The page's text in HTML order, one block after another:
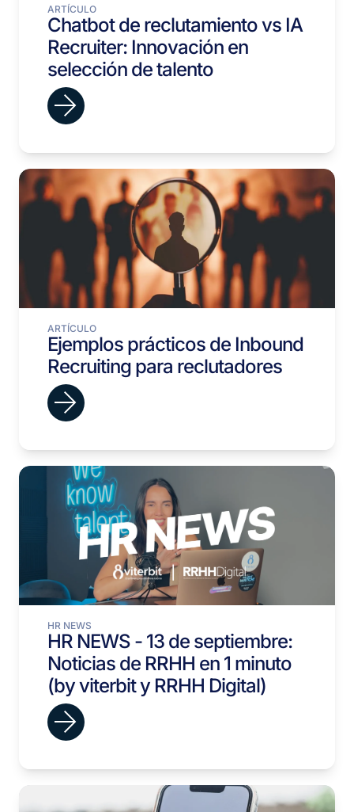
ARTÍCULO
Chatbot de reclutamiento vs IA
Recruiter: Innovación en
selección de talento
ARTÍCULO
Ejemplos prácticos de Inbound
Recruiting para reclutadores
HR NEWS
HR NEWS - 13 de septiembre:
Noticias de RRHH en 1 minuto
(by viterbit y RRHH Digital)